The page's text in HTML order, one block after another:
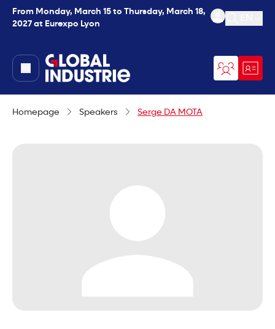
From Monday, March 15 to Thursday, March 18,
2027 at Eurexpo Lyon
Open
page.home
Homepage Speakers Serge DA MOTA